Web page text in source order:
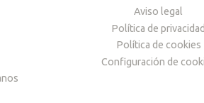
Aviso legal
Política de privacidad
Política de cookies
Configuración de